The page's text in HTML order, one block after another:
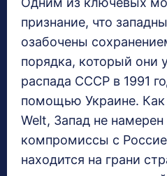
признание, что
озабочены
порядка, который они
распада СССР в 1991
помощью Украине. Как
Welt, Запад не намерен
компромиссы с
находится на грани